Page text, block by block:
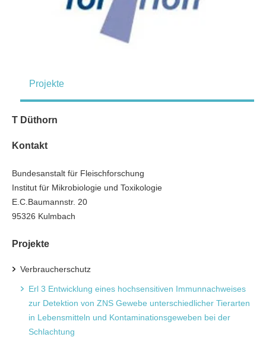
Projekte
T Düthorn
Kontakt
Bundesanstalt für Fleischforschung
Institut für Mikrobiologie und Toxikologie
E.C.Baumannstr. 20
95326 Kulmbach
Projekte
Verbraucherschutz
Erl 3 Entwicklung eines hochsensitiven Immunnachweises
zur Detektion von ZNS Gewebe unterschiedlicher Tierarten
in Lebensmitteln und Kontaminationsgeweben bei der
Schlachtung